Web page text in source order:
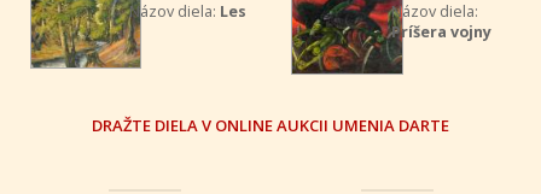
Názov diela: Les
Názov diela:
Príšera vojny
DRAŽTE DIELA V ONLINE AUKCII UMENIA DARTE